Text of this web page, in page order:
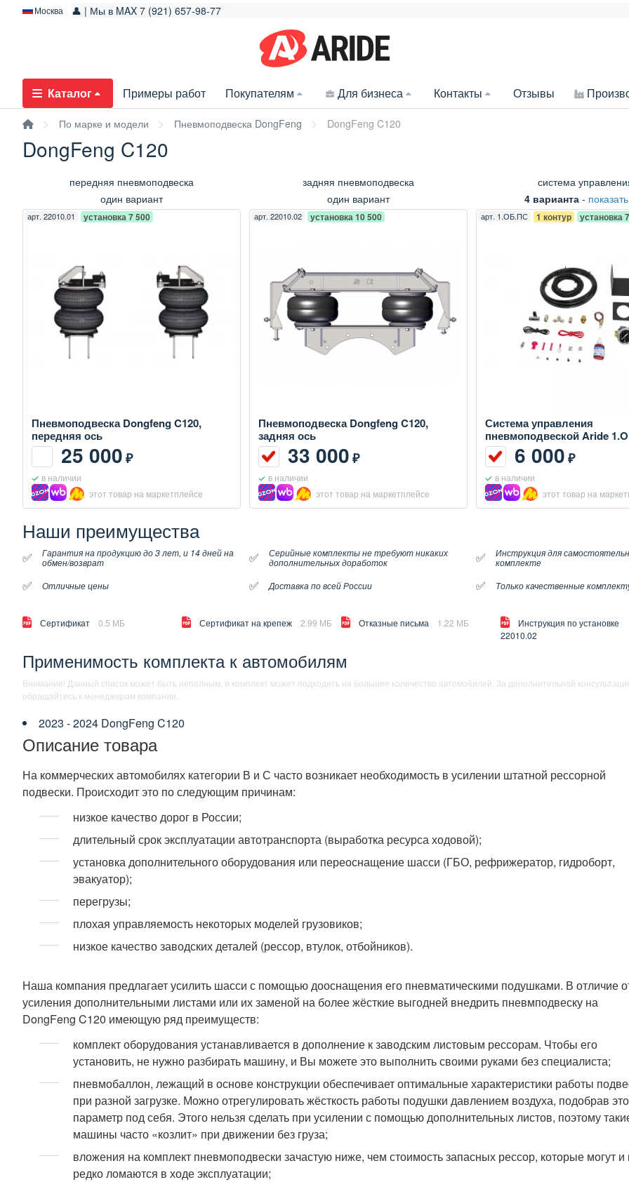
Москва 👤 | Мы в MAX 7 (921) 657-98-77
Каталог Примеры работ Покупателям Для бизнеса Контакты Отзывы
По марке и модели Пневмоподвеска DongFeng DongFeng C120
DongFeng C120
передняя пневмоподвеска
один вариант
арт. 22010.01 установка 7 500
Пневмоподвеска Dongfeng C120,
передняя ось
25 000₽
в наличии
этот товар на маркетплейсе
задняя пневмоподвеска
один вариант
арт. 22010.02 установка 10 500
Пневмоподвеска Dongfeng C120,
задняя ось
33 000₽
в наличии
этот товар на маркетплейсе
система
4 варианта-
арт. 1.ОБ.ПС 1 контур установка
Система управления
пневмоподвеской Aride
6 000₽
в наличии
этот товар на
Наши преимущества
✅
Гарантия на продукцию до 3 лет, и 14 дней на
обмен/возврат
✅
Серийные комплекты не требуют никаких
дополнительных доработок
✅
Инструкция для
комплекте
✅ Отличные цены ✅ Доставка по всей России ✅ Только качественные
Сертификат 0.5 МБ Сертификат на крепеж 2.99 МБ Отказные письма 1.22 МБ
Инструкция по установке
22010.02
Применимость комплекта к автомобилям
Внимание! Данный список может быть неполным, и комплект может подходить на большее количество автомобилей. За дополнительной
обращайтесь к менеджерам компании.
2023 - 2024 DongFeng C120
Описание товара
На коммерческих автомобилях категории В и С часто возникает необходимость в усилении штатной рессорной
подвески. Происходит это по следующим причинам:
низкое качество дорог в России;
длительный срок эксплуатации автотранспорта (выработка ресурса ходовой);
установка дополнительного оборудования или переоснащение шасси (ГБО, рефрижератор, гидроборт,
эвакуатор);
перегрузы;
плохая управляемость некоторых моделей грузовиков;
низкое качество заводских деталей (рессор, втулок, отбойников).
Наша компания предлагает усилить шасси с помощью дооснащения его пневматическими подушками. В отличие
усиления дополнительными листами или их заменой на более жёсткие выгодней внедрить пневмподвеску на
DongFeng C120 имеющую ряд преимуществ:
комплект оборудования устанавливается в дополнение к заводским листовым рессорам. Чтобы его
установить, не нужно разбирать машину, и Вы можете это выполнить своими руками без специалиста;
пневмобаллон, лежащий в основе конструкции обеспечивает оптимальные характеристики работы
при разной загрузке. Можно отрегулировать жёсткость работы подушки давлением воздуха, подобрав
параметр под себя. Этого нельзя сделать при усилении с помощью дополнительных листов, поэтому
машины часто «козлит» при движении без груза;
вложения на комплект пневмоподвески зачастую ниже, чем стоимость запасных рессор, которые могут и
редко ломаются в ходе эксплуатации;